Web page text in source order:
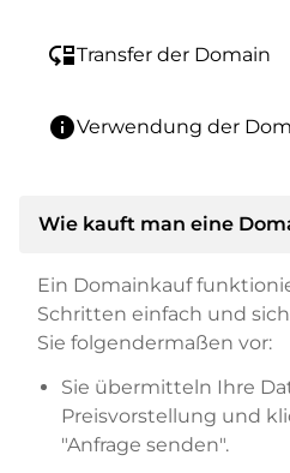
move_downTransfer der Domain
infoVerwendung der
Wie kauft man eine
Ein Domainkauf
Schritten einfach und
Sie folgendermaßen vor:
Sie übermitteln Ihre
Preisvorstellung und
"Anfrage senden".